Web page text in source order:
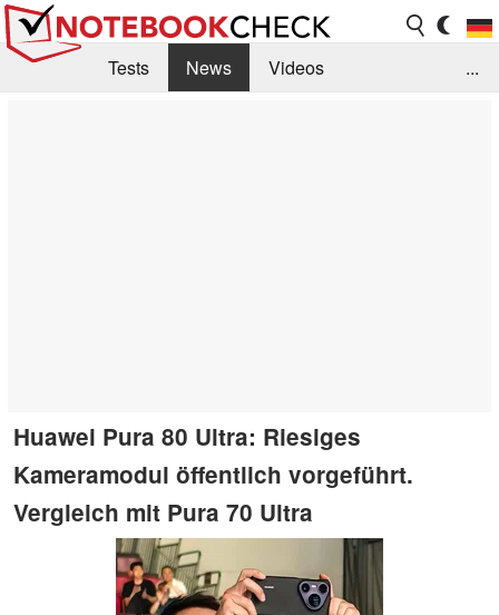
Tests News
Videos
...
Huawei Pura 80 Ultra: Riesiges
Kameramodul öffentlich vorgeführt.
Vergleich mit Pura 70 Ultra